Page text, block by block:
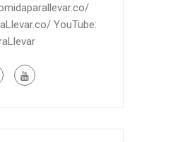
YouTube: